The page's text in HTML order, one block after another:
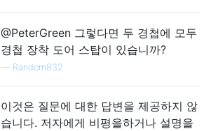
@PeterGreen 그렇다면 두 경첩에 모두
경첩 장착 도어 스탑이 있습니까?
— Random832
이것은 질문에 대한 답변을 제공하지 않
습니다. 저자에게 비평을하거나 설명을